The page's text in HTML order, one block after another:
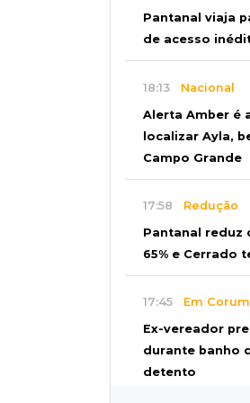
Pantanal viaja
de acesso
18:13 Nacional
Alerta Amber é
localizar Ayla,
Campo Grande
17:58 Redução
Pantanal reduz
65% e Cerrado
17:45 Em
Ex-vereador
durante banho
detento